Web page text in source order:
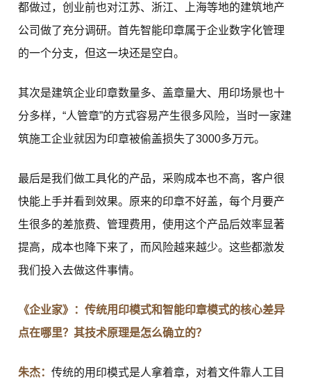
都做过，创业前也对江苏、浙江、上海等地的建筑地产
公司做了充分调研。首先智能印章属于企业数字化管理
的一个分支，但这一块还是空白。
其次是建筑企业印章数量多、盖章量大、用印场景也十
分多样，“人管章”的方式容易产生很多风险，当时一家建
筑施工企业就因为印章被偷盖损失了3000多万元。
最后是我们做工具化的产品，采购成本也不高，客户很
快能上手并看到效果。原来的印章不好盖，每个月要产
生很多的差旅费、管理费用，使用这个产品后效率显著
提高，成本也降下来了，而风险越来越少。这些都激发
我们投入去做这件事情。
《企业家》：传统用印模式和智能印章模式的核心差异
点在哪里？其技术原理是怎么确立的？
朱杰： 传统的用印模式是人拿着章，对着文件靠人工目